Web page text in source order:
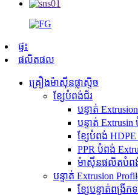
ផ្ទះ
ផលិតផល
គ្រឿងម៉ាស៊ីនផ្លាស្ទិច
ខ្សែបំពង់ជ័រ
បន្ទាត់
បន្ទាត់
ខ្សែបំពង់
PPR បំពង់
ម៉ាស៊ីនផលិតបំពង់
បន្ទាត់ Extrusion
ខ្សែបន្ទាត់ពង្រីក